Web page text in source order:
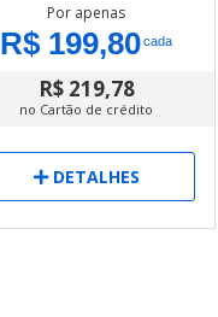
Por apenas
R$ 199,80cada
R$ 219,78
no Cartão de crédito
DETALHES